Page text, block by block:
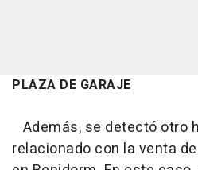
PLAZA DE GARAJE
Además, se detectó otro
relacionado con la venta